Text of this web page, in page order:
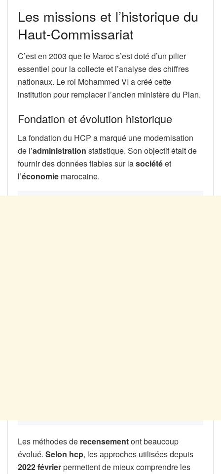
Les missions et l’historique du
Haut-Commissariat
C’est en 2003 que le Maroc s’est doté d’un pilier
essentiel pour la collecte et l’analyse des chiffres
nationaux. Le roi Mohammed VI a créé cette
institution pour remplacer l’ancien ministère du Plan.
Fondation et évolution historique
La fondation du HCP a marqué une modernisation
de l’administration statistique. Son objectif était de
fournir des données fiables sur lasociétéet
l’économie marocaine.
Les méthodes de recensementont beaucoup
évolué. Selon hcp, les approches utilisées depuis
2022 févrierpermettent de mieux comprendre les